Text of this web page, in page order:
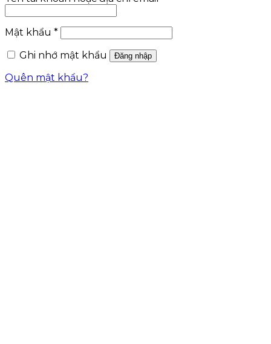
Mật khẩu *
Ghi nhớ mật khẩu
Đăng nhập
Quên mật khẩu?